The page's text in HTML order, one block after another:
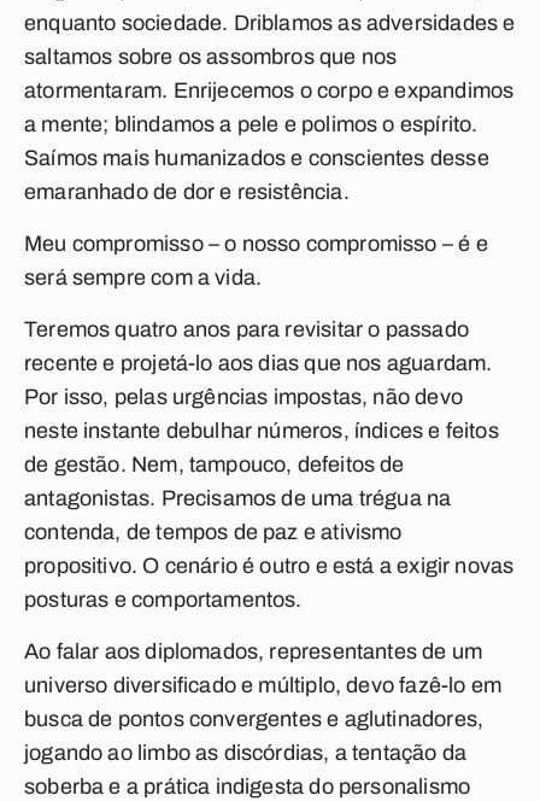
enquanto sociedade. Driblamos as adversidades e
saltamos sobre os assombros que nos
atormentaram. Enrijecemos o corpo e expandimos
a mente; blindamos a pele e polimos o espírito.
Saímos mais humanizados e conscientes desse
emaranhado de dor e resistência.
Meu compromisso – o nosso compromisso – é e
será sempre com a vida.
Teremos quatro anos para revisitar o passado
recente e projetá-lo aos dias que nos aguardam.
Por isso, pelas urgências impostas, não devo
neste instante debulhar números, índices e feitos
de gestão. Nem, tampouco, defeitos de
antagonistas. Precisamos de uma trégua na
contenda, de tempos de paz e ativismo
propositivo. O cenário é outro e está a exigir novas
posturas e comportamentos.
Ao falar aos diplomados, representantes de um
universo diversificado e múltiplo, devo fazê-lo em
busca de pontos convergentes e aglutinadores,
jogando ao limbo as discórdias, a tentação da
soberba e a prática indigesta do personalismo